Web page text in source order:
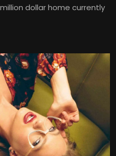
dollar home currently